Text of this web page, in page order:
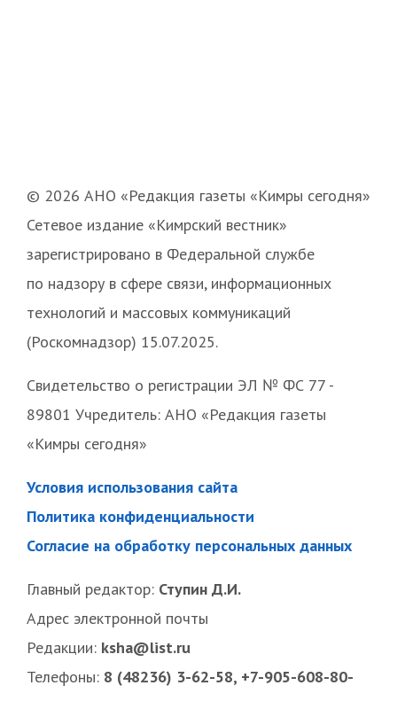
© 2026 АНО «Редакция газеты «Кимры сегодня»
Сетевое издание «Кимрский вестник»
зарегистрировано в Федеральной службе
по надзору в сфере связи, информационных
технологий и массовых коммуникаций
(Роскомнадзор) 15.07.2025.
Свидетельство о регистрации ЭЛ № ФС 77 -
89801 Учредитель: АНО «Редакция газеты
«Кимры сегодня»
Условия использования сайта
Политика конфиденциальности
Согласие на обработку персональных данных
Главный редактор: Ступин Д.И.
Адрес электронной почты
Редакции: ksha@list.ru
Телефоны: 8 (48236) 3-62-58, +7-905-608-80-